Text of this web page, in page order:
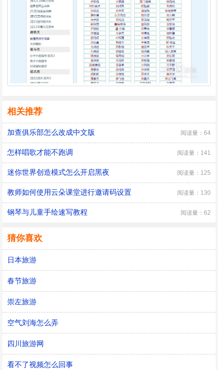
相关推荐
加查俱乐部怎么改成中文版 阅读量：64
怎样唱歌才能不跑调 阅读量：141
迷你世界创造模式怎么开启黑夜 阅读量：125
教师如何使用云朵课堂进行邀请码设置 阅读量：130
钢琴与儿童手绘速写教程 阅读量：62
猜你喜欢
日本旅游
春节旅游
崇左旅游
空气刘海怎么弄
四川旅游网
看不了视频怎么回事